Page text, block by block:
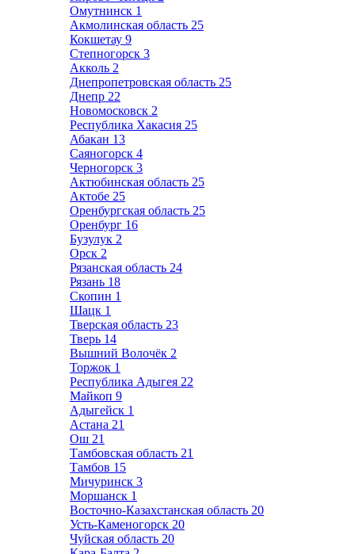
Омутнинск 1
Акмолинская область 25
Кокшетау 9
Степногорск 3
Акколь 2
Днепропетровская область 25
Днепр 22
Новомосковск 2
Республика Хакасия 25
Абакан 13
Саяногорск 4
Черногорск 3
Актюбинская область 25
Актобе 25
Оренбургская область 25
Оренбург 16
Бузулук 2
Орск 2
Рязанская область 24
Рязань 18
Скопин 1
Шацк 1
Тверская область 23
Тверь 14
Вышний Волочёк 2
Торжок 1
Республика Адыгея 22
Майкоп 9
Адыгейск 1
Астана 21
Ош 21
Тамбовская область 21
Тамбов 15
Мичуринск 3
Моршанск 1
Восточно-Казахстанская область 20
Усть-Каменогорск 20
Чуйская область 20